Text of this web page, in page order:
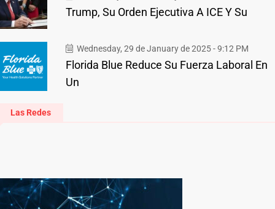
Trump, Su Orden Ejecutiva A ICE Y Su
Wednesday, 29 de January de 2025 - 9:12 PM
Florida Blue Reduce Su Fuerza Laboral En
Un
Las Redes